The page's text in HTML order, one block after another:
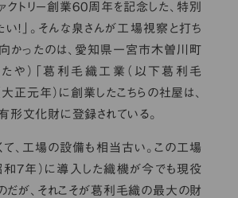
ァクトリー創業60周年を記念した、特別
い！」。そんな泉さんが工場視察と打ち
かったのは、愛知県一宮市木曽川町
たや）「葛利毛織工業（以下葛利毛
大正元年）に創業したこちらの社屋は、
形文化財に登録されている。
て、工場の設備も相当古い。この工場
和7年）に導入した織機が今でも現役
だが、それこそが葛利毛織の最大の財